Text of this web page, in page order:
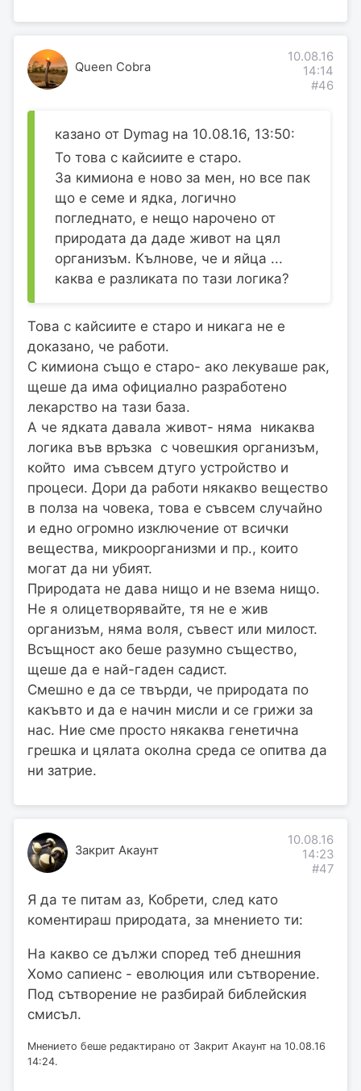
Queen Cobra
10.08.16
14:14
#46
казано от Dymag на 10.08.16, 13:50:
То това с кайсиите е старо.
За кимиона е ново за мен, но все пак
що е семе и ядка, логично
погледнато, е нещо нарочено от
природата да даде живот на цял
организъм. Кълнове, че и яйца ...
каква е разликата по тази логика?
Това с кайсиите е старо и никага не е
доказано, че работи.
С кимиона също е старо- ако лекуваше рак,
щеше да има официално разработено
лекарство на тази база.
А че ядката давала живот- няма никаква
логика във връзка с човешкия организъм,
който има съвсем дтуго устройство и
процеси. Дори да работи някакво вещество
в полза на човека, това е съвсем случайно
и едно огромно изключение от всички
вещества, микроорганизми и пр., които
могат да ни убият.
Природата не дава нищо и не взема нищо.
Не я олицетворявайте, тя не е жив
организъм, няма воля, съвест или милост.
Всъщност ако беше разумно същество,
щеше да е най-гаден садист.
Смешно е да се твърди, че природата по
какъвто и да е начин мисли и се грижи за
нас. Ние сме просто някаква генетична
грешка и цялата околна среда се опитва да
ни затрие.
Закрит Акаунт
10.08.16
14:23
#47
Я да те питам аз, Кобрети, след като
коментираш природата, за мнението ти:
На какво се дължи според теб днешния
Хомо сапиенс - еволюция или сътворение.
Под сътворение не разбирай библейския
смисъл.
Мнението беше редактирано от Закрит Акаунт на 10.08.16
14:24.